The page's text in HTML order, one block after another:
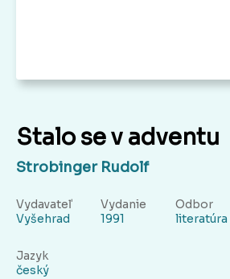
Stalo se v adventu
Strobinger Rudolf
Vydavateľ
Vyšehrad
Vydanie
1991
Odbor
literatúra
Jazyk
český